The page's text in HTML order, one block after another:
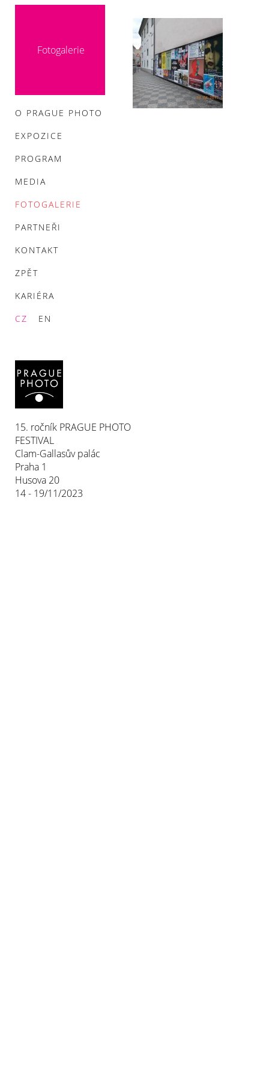
Fotogalerie
O PRAGUE PHOTO
EXPOZICE
PROGRAM
MEDIA
FOTOGALERIE
PARTNEŘI
KONTAKT
ZPĚT
KARIÉRA
CZ
EN
15. ročník PRAGUE PHOTO
FESTIVAL
Clam-Gallasův palác
Praha 1
Husova 20
14 - 19/11/2023